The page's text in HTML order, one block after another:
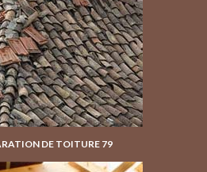
DE TOITURE 79